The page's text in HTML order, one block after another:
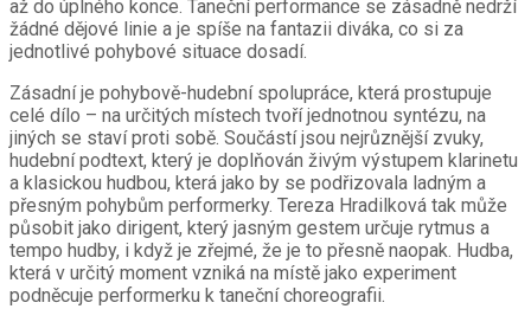
až do úplného konce. Taneční performance se zásadně nedrží
žádné dějové linie a je spíše na fantazii diváka, co si za
jednotlivé pohybové situace dosadí.
Zásadní je pohybově-hudební spolupráce, která prostupuje
celé dílo – na určitých místech tvoří jednotnou syntézu, na
jiných se staví proti sobě. Součástí jsou nejrůznější zvuky,
hudební podtext, který je doplňován živým výstupem klarinetu
a klasickou hudbou, která jako by se podřizovala ladným a
přesným pohybům performerky. Tereza Hradilková tak může
působit jako dirigent, který jasným gestem určuje rytmus a
tempo hudby, i když je zřejmé, že je to přesně naopak. Hudba,
která v určitý moment vzniká na místě jako experiment
podněcuje performerku k taneční choreografii.